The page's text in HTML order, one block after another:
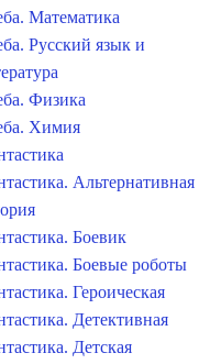
Математика
Русский язык и
Физика
Химия
Альтернативная
Боевик
Боевые роботы
Героическая
Детективная
Детская